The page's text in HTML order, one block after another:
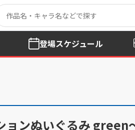
登場スケジュール
ョンぬいぐるみ green